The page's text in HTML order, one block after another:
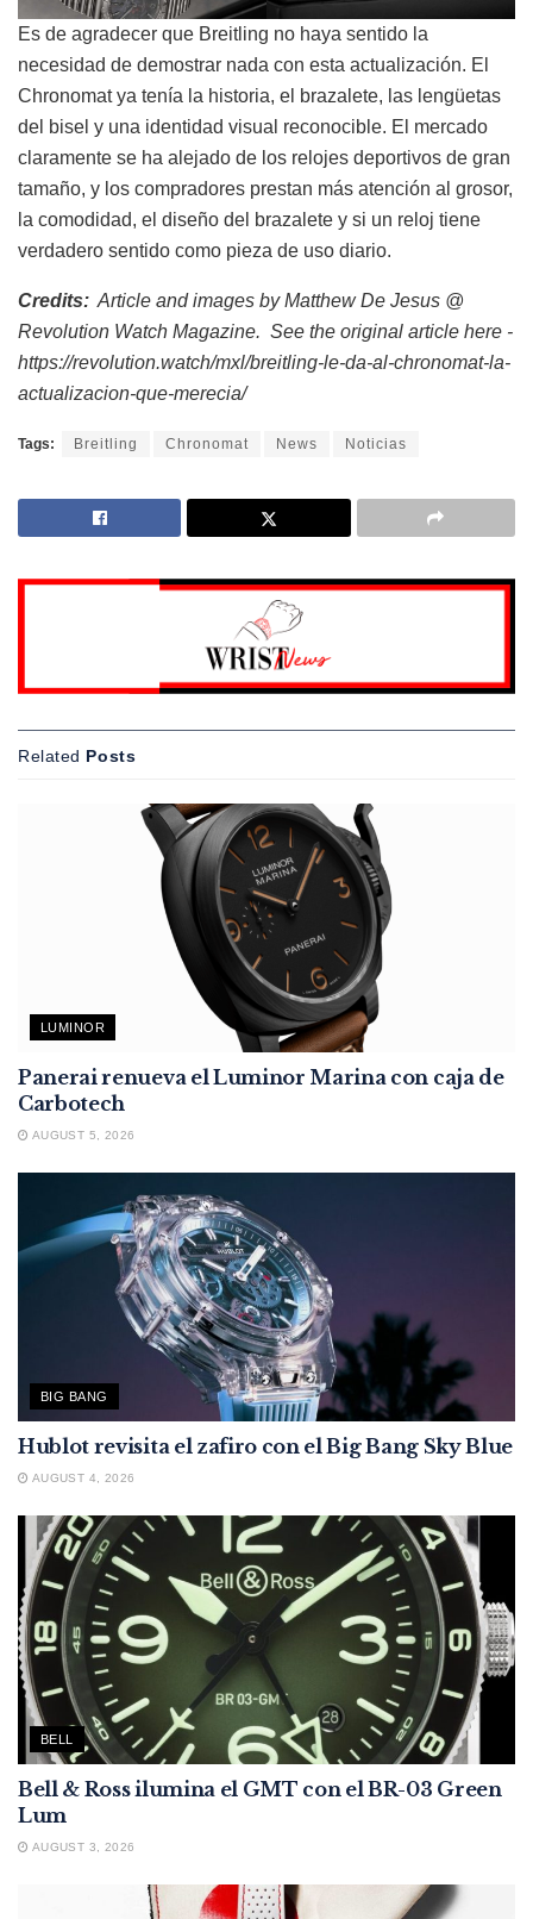
Es de agradecer que Breitling no haya sentido la
necesidad de demostrar nada con esta actualización. El
Chronomat ya tenía la historia, el brazalete, las lengüetas
del bisel y una identidad visual reconocible. El mercado
claramente se ha alejado de los relojes deportivos de gran
tamaño, y los compradores prestan más atención al grosor,
la comodidad, el diseño del brazalete y si un reloj tiene
verdadero sentido como pieza de uso diario.
Credits: Article and images by Matthew De Jesus @
Revolution Watch Magazine. See the original article here -
https://revolution.watch/mxl/breitling-le-da-al-chronomat-la-
actualizacion-que-merecia/
Tags: Breitling Chronomat News Noticias
Related Posts
LUMINOR
Panerai renueva el Luminor Marina con caja de
Carbotech
AUGUST 5, 2026
BIG BANG
Hublot revisita el zafiro con el Big Bang Sky Blue
AUGUST 4, 2026
BELL
Bell & Ross ilumina el GMT con el BR-03 Green
Lum
AUGUST 3, 2026